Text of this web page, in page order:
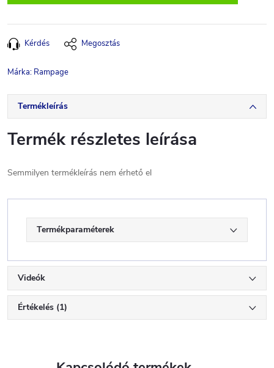
Kérdés Megosztás
Márka: Rampage
Termékleírás
Termék részletes leírása
Semmilyen termékleírás nem érhető el
Termékparaméterek
Videók
Értékelés (1)